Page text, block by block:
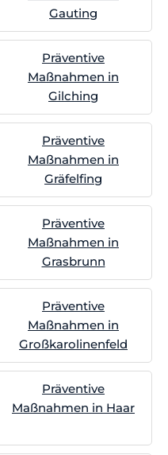
Gauting
Präventive
Maßnahmen in
Gilching
Präventive
Maßnahmen in
Gräfelfing
Präventive
Maßnahmen in
Grasbrunn
Präventive
Maßnahmen in
Großkarolinenfeld
Präventive
Maßnahmen in Haar